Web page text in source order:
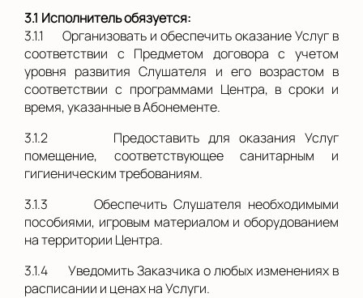
3.1 Исполнитель обязуется:
3.1.1
Организовать и обеспечить оказание Услуг в
соответствии с Предметом договора с учетом
уровня развития Слушателя и его возрастом в
соответствии с программами Центра, в сроки и
время, указанные в Абонементе.
3.1.2
Предоставить для оказания Услуг
помещение, соответствующее санитарным и
гигиеническим требованиям.
3.1.3
Обеспечить Слушателя необходимыми
пособиями, игровым материалом и оборудованием
на территории Центра.
3.1.4
Уведомить Заказчика о любых изменениях в
расписании и ценах на Услуги.